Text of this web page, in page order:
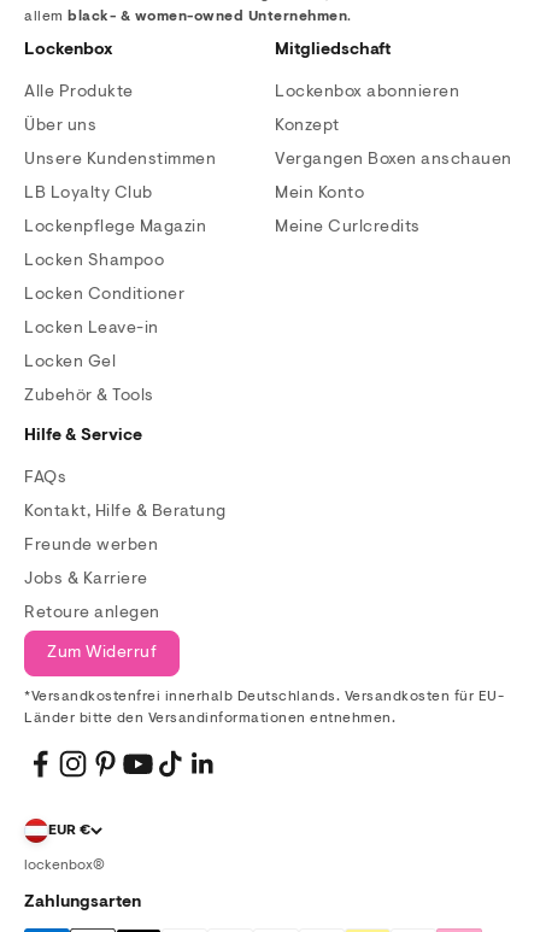
allem black- & women-owned Unternehmen.
Lockenbox
Alle Produkte
Über uns
Unsere Kundenstimmen
LB Loyalty Club
Lockenpflege Magazin
Locken Shampoo
Locken Conditioner
Locken Leave-in
Locken Gel
Zubehör & Tools
Mitgliedschaft
Lockenbox abonnieren
Konzept
Vergangen Boxen anschauen
Mein Konto
Meine Curlcredits
Hilfe & Service
FAQs
Kontakt, Hilfe & Beratung
Freunde werben
Jobs & Karriere
Retoure anlegen
Zum Widerruf
*Versandkostenfrei innerhalb Deutschlands. Versandkosten für EU-
Länder bitte den Versandinformationen entnehmen.
EUR €
lockenbox®
Zahlungsarten